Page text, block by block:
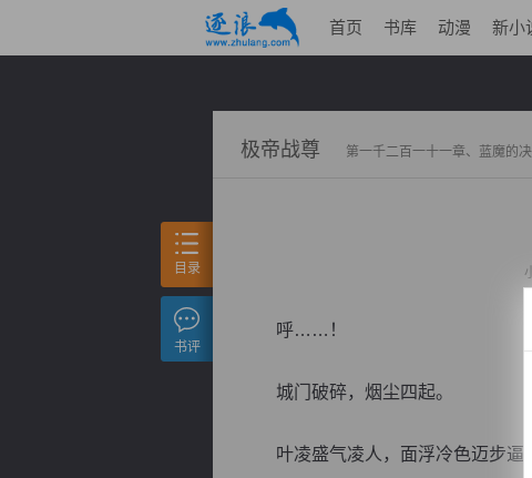
首页 书库 动漫 新小
极帝战尊 第一千二百一十一章、蓝魔的决
呼……！
城门破碎，烟尘四起。
叶凌盛气凌人，面浮冷色迈步逼
目录
书评